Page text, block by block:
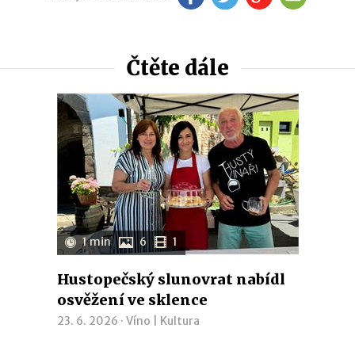
Čtěte dále
1 min 6 1
Hustopečský slunovrat nabídl
osvěžení ve sklence
23. 6. 2026 · Víno Kultura